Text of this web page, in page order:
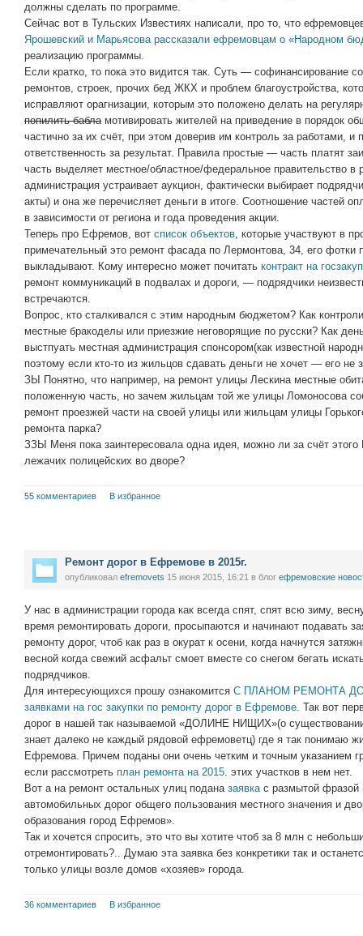
должны сделать по программе.
Сейчас вот в Тульских Известиях написали, про то, что
Ярошевский и Марьясова рассказали ефремовцам о «Народном
реализацию программы.
Если кратко, то пока это видится так. Суть — софинансирование
ремонтов, строек, прочих бед ЖКХ и проблем благоустройства,
исправляют орагнизации, которым это положено делать на
попилить бабламотивировать жителей на приведение в порядок
частично за их счёт, при этом доверив им контроль за работами,
ответственность за результат. Правила простые — часть платят
часть выделяет местное/областное/федеральное правительство
администрация устраивает аукцион, фактически выбирает
акты) и она же перечисляет деньги в итоге. Соотношение частей
в зависимости от региона и года проведения акции.
Теперь про Ефремов, вот список объектов, которые участвуют в
примечательный это ремонт фасада по Лермонтова, 34, его фотки
выкладывают. Кому интересно может почитать контракт на
ремонт коммуникаций в подвалах и дороги, — подрядчики
встречаются.
Вопрос, кто сталкивался с этим народным бюджетом? Как
местные бракоделы или приезжие неговорящие по русски? Как
выстпуать местная администрация спонсором(как известной
поэтому если кто-то из жильцов сдавать деньги не хочет — его не
ЗЫ Понятно, что например, на ремонт улицы Лескина местные
положенную часть, но зачем жильцам той же улицы Ломоносова
ремонт проезжей части на своей улицы или жильцам улицы
ремонта парка?
ЗЗЫ Меня пока заинтересовала одна идея, можно ли за счёт этого
лежачих полицейских во дворе?
55 комментариев В избранное
Ремонт дорог в Ефремове в 2015г.
опубликовал efremovets 15 июня 2015, 16:21 в блог ефремовские
У нас в администрации города как всегда спят, спят всю зиму,
время ремонтировать дороги, просыпаются и начинают подавать
ремонту дорог, чтоб как раз в окурат к осени, когда начнутся
весной когда свежий асфальт смоет вместе со снегом бегать
подрядчиков.
Для интересующихся прошу ознакомится С ПЛАНОМ РЕМОНТА
заявками на гос закупки по ремонту дорог в Ефремове. Так вот
дорог в нашей так называемой «ДОЛИНЕ НИЩИХ»(о
знает далеко не каждый рядовой ефремоветц) где я так понимаю
Ефремова. Причем поданы они очень четким и точным указанием
если рассмотреть план ремонта на 2015. этих участков в нем нет.
Вот а на ремонт остальных улиц подана заявкас размытой фразой
автомобильных дорог общего пользования местного значения и
образования город Ефремов».
Так и хочется спросить, это что вы хотите чтоб за 8 млн с
отремонтировать?.. Думаю эта заявка без конкретики так и
только улицы возле домов «хозяев» города.
36 комментариев В избранное